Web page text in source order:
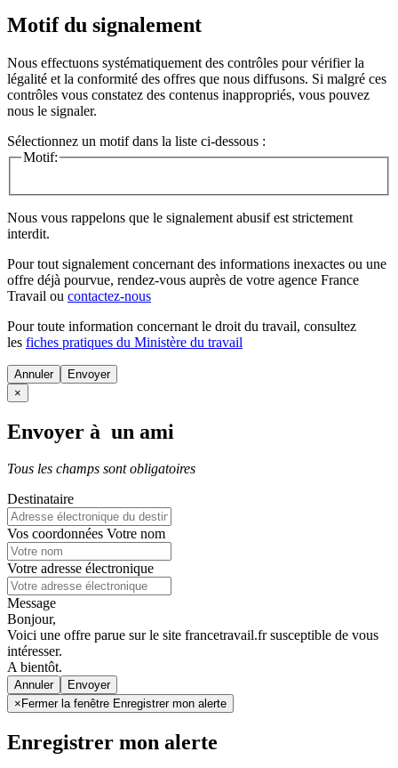
Motif du signalement
Nous effectuons systématiquement des contrôles pour vérifier la
légalité et la conformité des offres que nous diffusons. Si malgré ces
contrôles vous constatez des contenus inappropriés, vous pouvez
nous le signaler.
Sélectionnez un motif dans la liste ci-dessous :
Motif:
Nous vous rappelons que le signalement abusif est strictement
interdit.
Pour tout signalement concernant des informations inexactes ou une
offre déjà pourvue, rendez-vous auprès de votre agence France
Travail ou contactez-nous
Pour toute information concernant le droit du travail, consultez
les fiches pratiques du Ministère du travail
Annuler
×
Envoyer à un ami
Tous les champs sont obligatoires
Destinataire
Vos coordonnées Votre nom
Votre adresse électronique
Message
Bonjour,
Voici une offre parue sur le site francetravail.fr susceptible de vous
intéresser.
A bientôt.
Annuler
× Fermer la fenêtre Enregistrer mon alerte
Enregistrer mon alerte